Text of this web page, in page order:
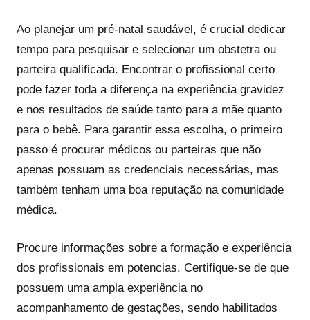
Ao planejar um pré-natal saudável, é crucial dedicar
tempo para pesquisar e selecionar um obstetra ou
parteira qualificada. Encontrar o profissional certo
pode fazer toda a diferença na experiência gravidez
e nos resultados de saúde tanto para a mãe quanto
para o bebê. Para garantir essa escolha, o primeiro
passo é procurar médicos ou parteiras que não
apenas possuam as credenciais necessárias, mas
também tenham uma boa reputação na comunidade
médica.
Procure informações sobre a formação e experiência
dos profissionais em potencias. Certifique-se de que
possuem uma ampla experiência no
acompanhamento de gestações, sendo habilitados